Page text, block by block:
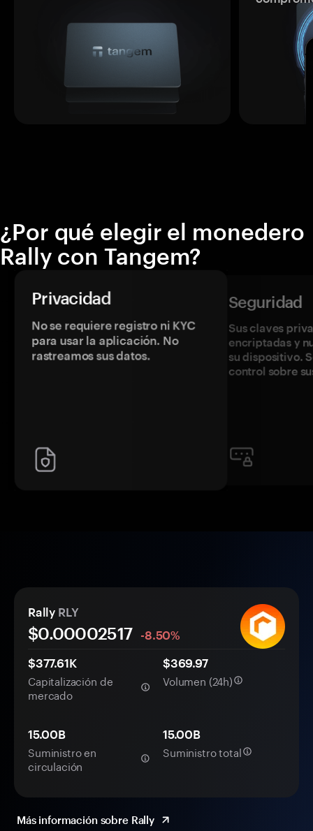
¿Por qué elegir el monedero
Rally con Tangem?
Privacidad
No se requiere registro ni KYC
para usar la aplicación. No
rastreamos sus datos.
Seguridad
Sus claves
encriptadas y
su dispositivo.
control sobre
Rally RLY
$0.00002517
-8.50%
$377.61K
Capitalización de
mercado
$369.97
Volumen (24h)
15.00B
Suministro en
circulación
15.00B
Suministro total
Más información sobre Rally